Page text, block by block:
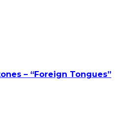
– “Foreign Tongues”